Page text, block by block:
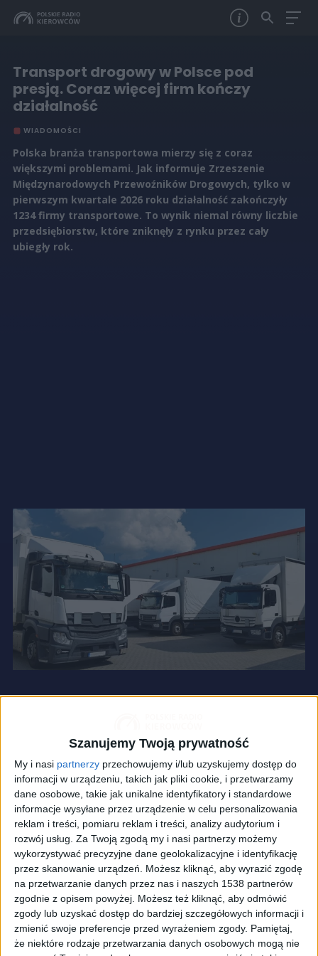
Szanujemy Twoją prywatność
My i nasi partnerzy przechowujemy i/lub uzyskujemy dostęp do
informacji w urządzeniu, takich jak pliki cookie, i przetwarzamy
dane osobowe, takie jak unikalne identyfikatory i standardowe
informacje wysyłane przez urządzenie w celu personalizowania
reklam i treści, pomiaru reklam i treści, analizy audytorium i
rozwój usług. Za Twoją zgodą my i nasi partnerzy możemy
wykorzystywać precyzyjne dane geolokalizacyjne i identyfikację
przez skanowanie urządzeń. Możesz kliknąć, aby wyrazić zgodę
na przetwarzanie danych przez nas i naszych 1538 partnerów
zgodnie z opisem powyżej. Możesz też kliknąć, aby odmówić
zgody lub uzyskać dostęp do bardziej szczegółowych informacji i
zmienić swoje preferencje przed wyrażeniem zgody. Pamiętaj,
że niektóre rodzaje przetwarzania danych osobowych mogą nie
Transport drogowy w Polsce pod
presją. Coraz więcej firm kończy
działalność
WIADOMOŚCI
Polska branża transportowa mierzy się z coraz
większymi problemami. Jak informuje Zrzeszenie
Międzynarodowych Przewoźników Drogowych, tylko w
pierwszym kwartale 2026 roku działalność zakończyły
1234 firmy transportowe. To wynik niemal równy liczbie
przedsiębiorstw, które zniknęły z rynku przez cały
ubiegły rok.
zdj. ilustracyjneFoto:Shutterstock
Przedstawiciele branży nie mają wątpliwości, że